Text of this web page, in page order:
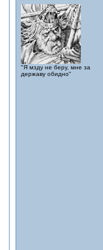
"Я мзду не беру, мне за
державу обидно"